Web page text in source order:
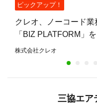
ピックアップ！
クレオ、ノーコード
「BIZ PLATFORM」
を全面刷新し、今後は
株式会社クレオ
三協エア